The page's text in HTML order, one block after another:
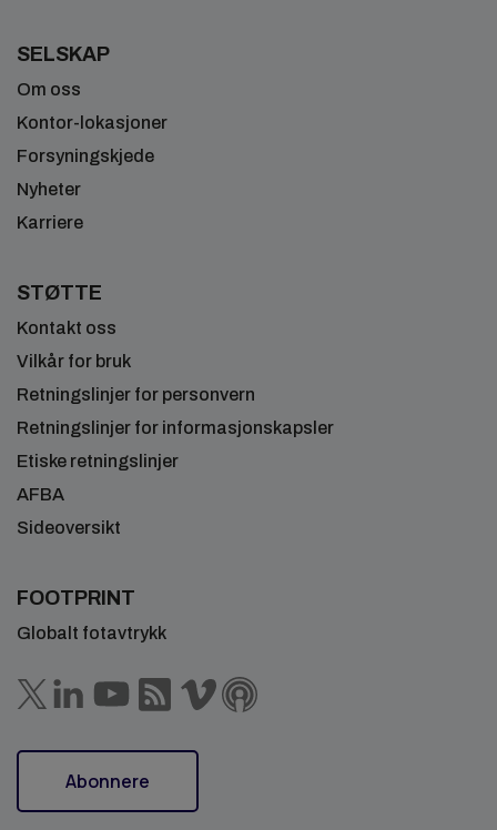
SELSKAP
Om oss
Kontor-lokasjoner
Forsyningskjede
Nyheter
Karriere
STØTTE
Kontakt oss
Vilkår for bruk
Retningslinjer for personvern
Retningslinjer for informasjonskapsler
Etiske retningslinjer
AFBA
Sideoversikt
FOOTPRINT
Globalt fotavtrykk
Abonnere